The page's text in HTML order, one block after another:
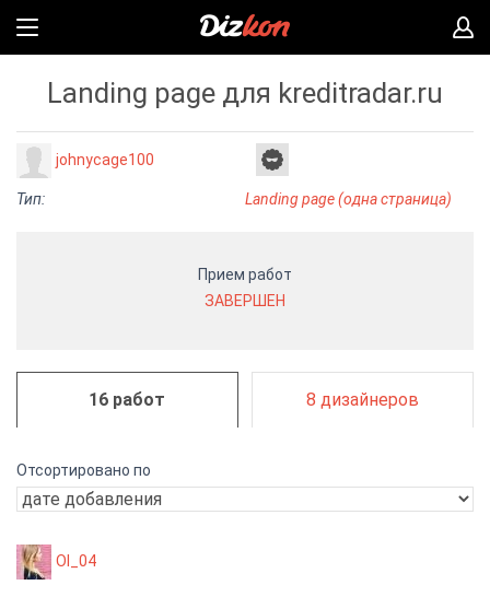
Landing page для kreditradar.ru
johnycage100
Тип: Landing page (одна страница)
Прием работ
ЗАВЕРШЕН
16 работ 8 дизайнеров
Отсортировано по
Ol_04